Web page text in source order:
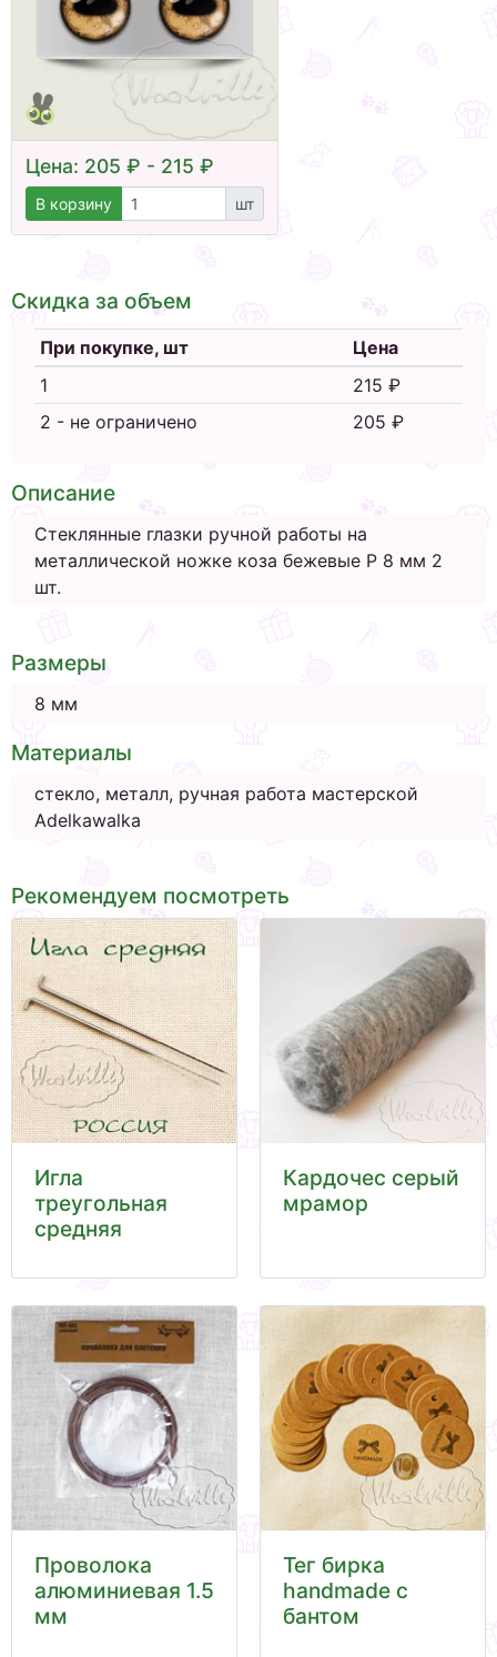
Цена: 205 ₽ - 215 ₽
В корзину шт
Скидка за объем
При покупке, шт
Цена
1
215 ₽
2 - не ограничено
205 ₽
Описание
Стеклянные глазки ручной работы на
металлической ножке коза бежевые Р 8 мм 2
шт.
Размеры
8 мм
Материалы
стекло, металл, ручная работа мастерской
Adelkawalka
Рекомендуем посмотреть
Игла
треугольная
средняя
Кардочес серый
мрамор
Проволока
алюминиевая 1.5
мм
Тег бирка
handmade с
бантом